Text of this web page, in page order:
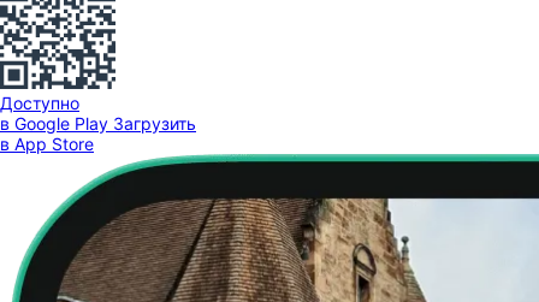
Доступно
в Google Play Загрузить
в App Store